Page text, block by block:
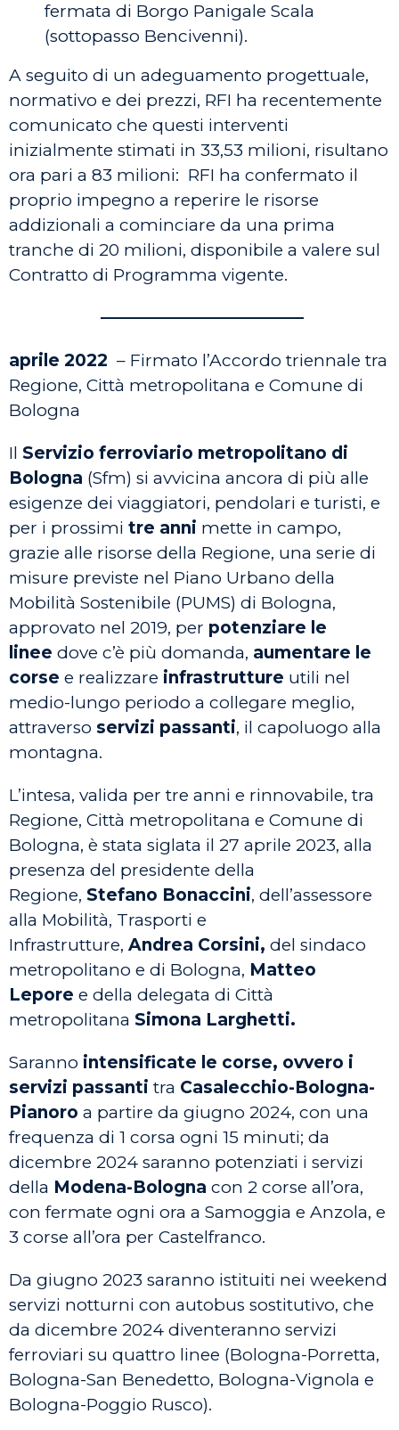
fermata di Borgo Panigale Scala
(sottopasso Bencivenni).
A seguito di un adeguamento progettuale,
normativo e dei prezzi, RFI ha recentemente
comunicato che questi interventi
inizialmente stimati in 33,53 milioni, risultano
ora pari a 83 milioni: RFI ha confermato il
proprio impegno a reperire le risorse
addizionali a cominciare da una prima
tranche di 20 milioni, disponibile a valere sul
Contratto di Programma vigente.
————————————
aprile 2022 – Firmato l’Accordo triennale tra
Regione, Città metropolitana e Comune di
Bologna
Il Servizio ferroviario metropolitano di
Bologna (Sfm) si avvicina ancora di più alle
esigenze dei viaggiatori, pendolari e turisti, e
per i prossimi tre anni mette in campo,
grazie alle risorse della Regione, una serie di
misure previste nel Piano Urbano della
Mobilità Sostenibile (PUMS) di Bologna,
approvato nel 2019, per potenziare le
linee dove c’è più domanda, aumentare le
corse e realizzare infrastrutture utili nel
medio-lungo periodo a collegare meglio,
attraverso servizi passanti, il capoluogo alla
montagna.
L’intesa, valida per tre anni e rinnovabile, tra
Regione, Città metropolitana e Comune di
Bologna, è stata siglata il 27 aprile 2023, alla
presenza del presidente della
Regione, Stefano Bonaccini, dell’assessore
alla Mobilità, Trasporti e
Infrastrutture, Andrea Corsini, del sindaco
metropolitano e di Bologna, Matteo
Lepore e della delegata di Città
metropolitana Simona Larghetti.
Saranno intensificate le corse, ovvero i
servizi passanti tra Casalecchio-Bologna-
Pianoro a partire da giugno 2024, con una
frequenza di 1 corsa ogni 15 minuti; da
dicembre 2024 saranno potenziati i servizi
della Modena-Bologna con 2 corse all’ora,
con fermate ogni ora a Samoggia e Anzola, e
3 corse all’ora per Castelfranco.
Da giugno 2023 saranno istituiti nei weekend
servizi notturni con autobus sostitutivo, che
da dicembre 2024 diventeranno servizi
ferroviari su quattro linee (Bologna-Porretta,
Bologna-San Benedetto, Bologna-Vignola e
Bologna-Poggio Rusco).